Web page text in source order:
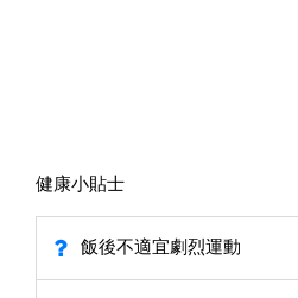
健康小貼士
飯後不適宜劇烈運動